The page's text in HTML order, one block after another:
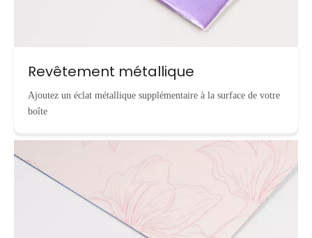
Revêtement métallique
Ajoutez un éclat métallique supplémentaire à la surface de votre
boîte